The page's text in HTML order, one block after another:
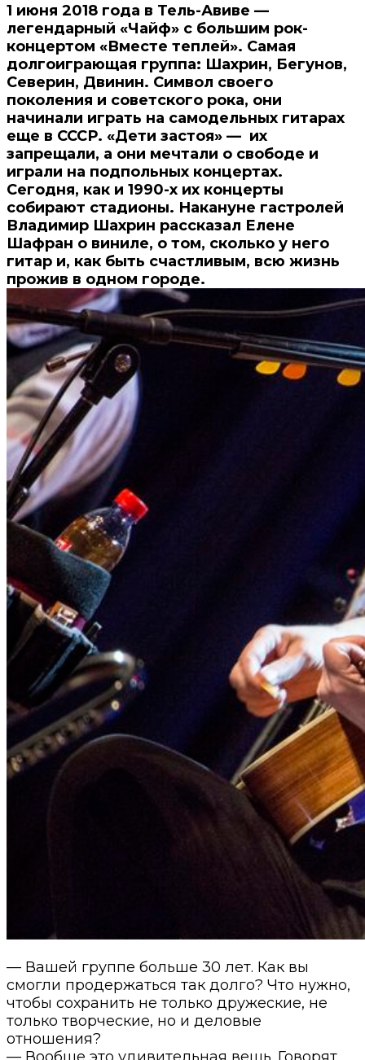
1 июня 2018 года в Тель-Авиве —
легендарный «Чайф» с большим рок-
концертом «Вместе теплей». Самая
долгоиграющая группа: Шахрин, Бегунов,
Северин, Двинин. Символ своего
поколения и советского рока, они
начинали играть на самодельных гитарах
еще в СССР. «Дети застоя» — их
запрещали, а они мечтали о свободе и
играли на подпольных концертах.
Сегодня, как и 1990-х их концерты
собирают стадионы. Накануне гастролей
Владимир Шахрин рассказал Елене
Шафран о виниле, о том, сколько у него
гитар и, как быть счастливым, всю жизнь
прожив в одном городе.
— Вашей группе больше 30 лет. Как вы
смогли продержаться так долго? Что нужно,
чтобы сохранить не только дружеские, не
только творческие, но и деловые
отношения?